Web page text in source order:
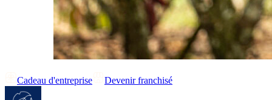
Cadeau d'entreprise Devenir franchisé